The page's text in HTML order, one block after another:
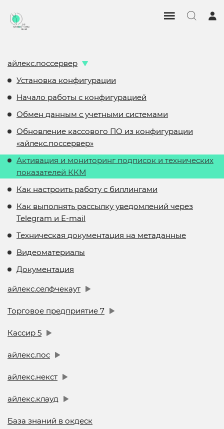
айлекс.поссервер
Установка конфигурации
Начало работы с конфигурацией
Обмен данным с учетными системами
Обновление кассового ПО из конфигурации
«айлекс.поссервер»
Активация и мониторинг подписок и технических
показателей ККМ
Как настроить работу с биллингами
Как выполнять рассылку уведомлений через
Telegram и E-mail
Техническая документация на метаданные
Видеоматериалы
Документация
айлекс.селфчекаут
Торговое предприятие 7
Кассир 5
айлекс.пос
айлекс.некст
айлекс.клауд
База знаний в окдеск